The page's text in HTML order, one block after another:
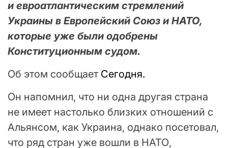
и евроатлантическим стремлений
Украины в Европейский Союз и НАТО,
которые уже были одобрены
Конституционным судом.
Об этом сообщает Сегодня.
Он напомнил, что ни одна другая страна
не имеет настолько близких отношений с
Альянсом, как Украина, однако посетовал,
что ряд стран уже вошли в НАТО,